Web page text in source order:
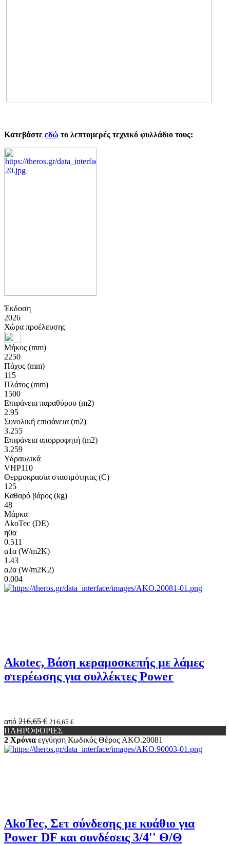
Κατεβάστε εδώ το λεπτομερές τεχνικό φυλλάδιο τους:
Έκδοση
2026
Χώρα προέλευσης
Μήκος (mm)
2250
Πάχος (mm)
115
Πλάτος (mm)
1500
Επιφάνεια παραθύρου (m2)
2.95
Συνολική επιφάνεια (m2)
3.255
Επιφάνεια απορροφητή (m2)
3.259
Υδραυλικά
VHP110
Θερμοκρασία στασιμότητας (C)
125
Καθαρό βάρος (kg)
48
Μάρκα
AkoTec (DE)
η0α
0.511
α1α (W/m2K)
1.43
α2α (W/m2K2)
0.004
Akotec, Βάση κεραμοσκεπής με λάμες
στερέωσης για συλλέκτες Power
από 216,65 € 216,65 €
ΠΛΗΡΟΦΟΡΙΕΣ
2 Χρόνια εγγύηση Κωδικός Θέρος AKO.20081
AkoTec, Σετ σύνδεσης με κυάθιο για
Power DF και συνδέσεις 3/4'' Θ/Θ